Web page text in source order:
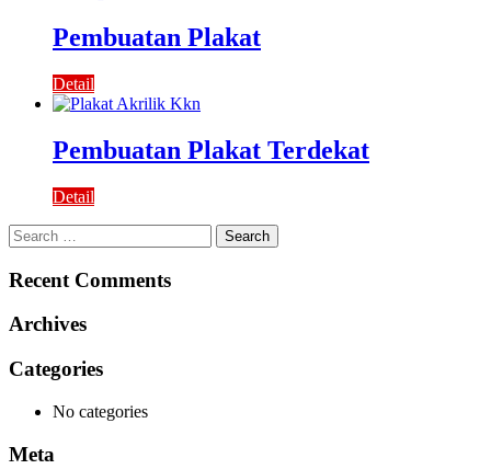
Pembuatan Plakat
Detail
Pembuatan Plakat Terdekat
Detail
Search
for:
Recent Comments
Archives
Categories
No categories
Meta